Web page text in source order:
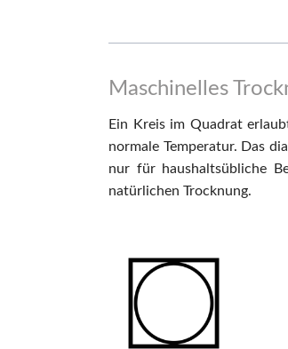
Maschinelles
Ein Kreis im Quadrat
normale Temperatur. Das
nur für haushaltsübliche
natürlichen Trocknung.